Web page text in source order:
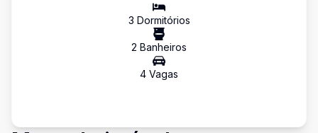
3 Dormitórios
2 Banheiros
4 Vagas